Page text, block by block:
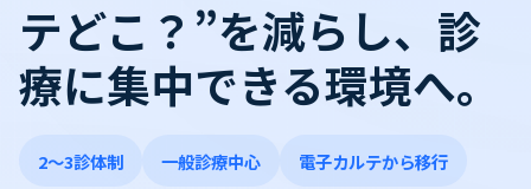
テどこ？”を減らし、診
療に集中できる環境へ。
2〜3診体制 一般診療中心 電子カルテから移行